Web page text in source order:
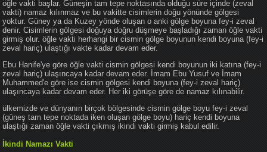
öğle vakti başlar. Güneşin tam tepe noktasında olduğu süre içinde (zeval
vakti) namaz kılınmaz ve bu vakitte cisimlerin doğu yönünde gölgesi
yoktur. Güney ya da Kuzey yönde oluşan o anki gölge boyuna fey-i zeval
denir. Cisimlerin gölgesi doğuya doğru düşmeye başladığı zaman öğle vakti
girmiş olur. öğle vakti herhangi bir cismin gölge boyunun kendi boyuna (fey-i
zeval hariç) ulaştığı vakte kadar devam eder.
Ebu Hanife'ye göre öğle vakti cismin gölgesi kendi boyunun iki katına (fey-i
zeval hariç) ulaşıncaya kadar devam eder. İmam Ebu Yusuf ve İmam
Muhammed'e göre ise cismin gölgesi kendi boyuna (fey-i zeval hariç)
ulaşıncaya kadar devam eder. Her iki görüşe göre de namaz kılınabilir.
ülkemizde ve dünyanın birçok bölgesinde cismin gölge boyu fey-i zeval
(güneş tam tepe noktada iken oluşan gölge boyu) hariç kendi boyuna
ulaştığı zaman öğle vakti çıkmış ikindi vakti girmiş kabul edilir.
İkindi Namazı Vakti